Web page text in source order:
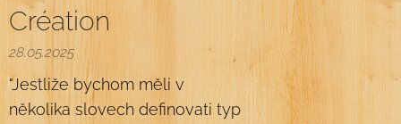
Création
28.05.2025
"Jestliže bychom měli v
několika slovech definovati typ